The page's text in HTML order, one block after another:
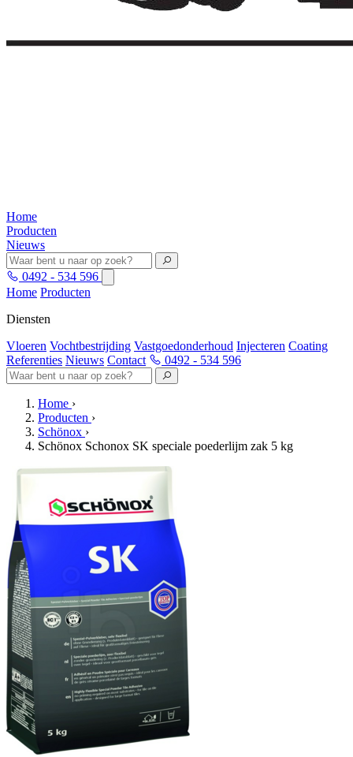
Home
Producten
Nieuws
0492 - 534 596
Home Producten
Diensten
Vloeren Vochtbestrijding Vastgoedonderhoud Injecteren Coating
Referenties Nieuws Contact 0492 - 534 596
Home ›
Producten ›
Schönox ›
Schönox Schonox SK speciale poederlijm zak 5 kg